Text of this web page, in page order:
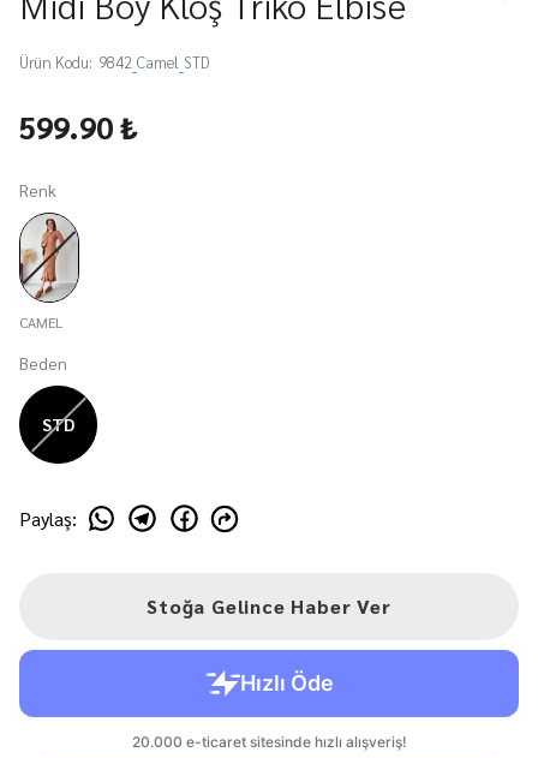
Ürün Kodu: 9842_Camel_STD
599.90 ₺
Renk
CAMEL
Beden
STD
Paylaş:
Stoğa Gelince Haber Ver